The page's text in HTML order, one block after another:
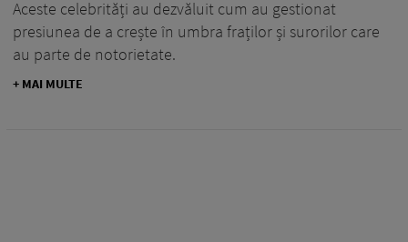
Aceste celebrități au dezvăluit cum au gestionat
presiunea de a crește în umbra fraților și surorilor care
au parte de notorietate.
+ MAI MULTE